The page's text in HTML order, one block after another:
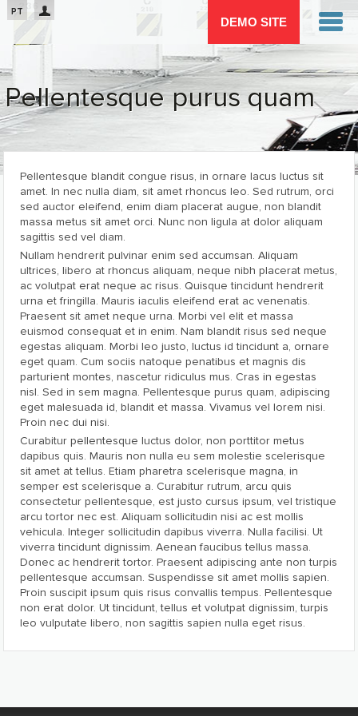
DEMO SITE
Passar para o conteúdo principal
PT
Pellentesque purus quam
Pellentesque blandit congue risus, in ornare lacus luctus sit
amet. In nec nulla diam, sit amet rhoncus leo. Sed rutrum, orci
sed auctor eleifend, enim diam placerat augue, non blandit
massa metus sit amet orci. Nunc non ligula at dolor aliquam
sagittis sed vel diam.
Nullam hendrerit pulvinar enim sed accumsan. Aliquam
ultrices, libero at rhoncus aliquam, neque nibh placerat metus,
ac volutpat erat neque ac risus. Quisque tincidunt hendrerit
urna et fringilla. Mauris iaculis eleifend erat ac venenatis.
Praesent sit amet neque urna. Morbi vel elit et massa
euismod consequat et in enim. Nam blandit risus sed neque
egestas aliquam. Morbi leo justo, luctus id tincidunt a, ornare
eget quam. Cum sociis natoque penatibus et magnis dis
parturient montes, nascetur ridiculus mus. Cras in egestas
nisl. Sed in sem magna. Pellentesque purus quam, adipiscing
eget malesuada id, blandit et massa. Vivamus vel lorem nisi.
Proin nec dui nisi.
Curabitur pellentesque luctus dolor, non porttitor metus
dapibus quis. Mauris non nulla eu sem molestie scelerisque
sit amet at tellus. Etiam pharetra scelerisque magna, in
semper est scelerisque a. Curabitur rutrum, arcu quis
consectetur pellentesque, est justo cursus ipsum, vel tristique
arcu tortor nec est. Aliquam sollicitudin nisi ac est mollis
vehicula. Integer sollicitudin dapibus viverra. Nulla facilisi. Ut
viverra tincidunt dignissim. Aenean faucibus tellus massa.
Donec ac hendrerit tortor. Praesent adipiscing ante non turpis
pellentesque accumsan. Suspendisse sit amet mollis sapien.
Proin suscipit ipsum quis risus convallis tempus. Pellentesque
non erat dolor. Ut tincidunt, tellus et volutpat dignissim, turpis
leo vulputate libero, non sagittis sapien nulla eget risus.